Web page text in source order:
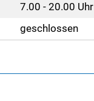
7.00 - 20.00 Uhr
geschlossen